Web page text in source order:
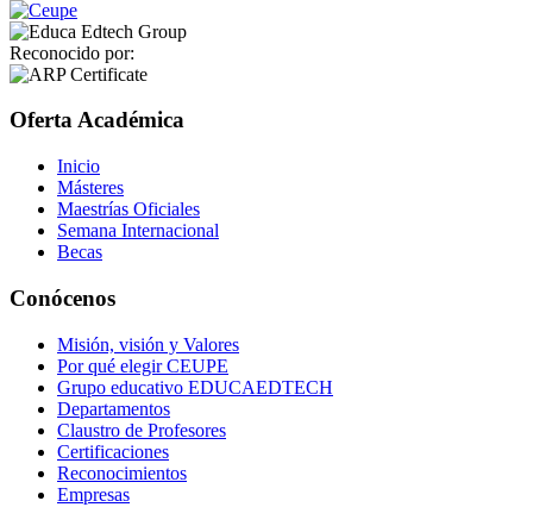
Reconocido por:
Oferta Académica
Inicio
Másteres
Maestrías Oficiales
Semana Internacional
Becas
Conócenos
Misión, visión y Valores
Por qué elegir CEUPE
Grupo educativo EDUCAEDTECH
Departamentos
Claustro de Profesores
Certificaciones
Reconocimientos
Empresas